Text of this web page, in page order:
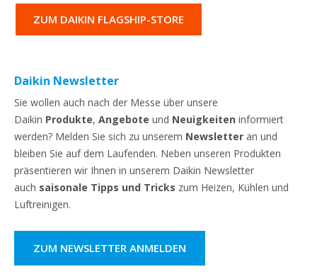
ZUM DAIKIN FLAGSHIP-STORE
Daikin Newsletter
Sie wollen auch nach der Messe über unsere
Daikin Produkte, Angebote und Neuigkeiten informiert
werden? Melden Sie sich zu unserem Newsletter an und
bleiben Sie auf dem Laufenden. Neben unseren Produkten
präsentieren wir Ihnen in unserem Daikin Newsletter
auch saisonale Tipps und Tricks zum Heizen, Kühlen und
Luftreinigen.
ZUM NEWSLETTER ANMELDEN